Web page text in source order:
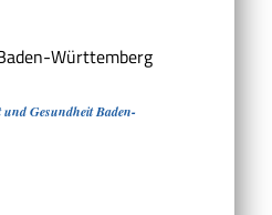
Württemberg
Gesundheit Baden-